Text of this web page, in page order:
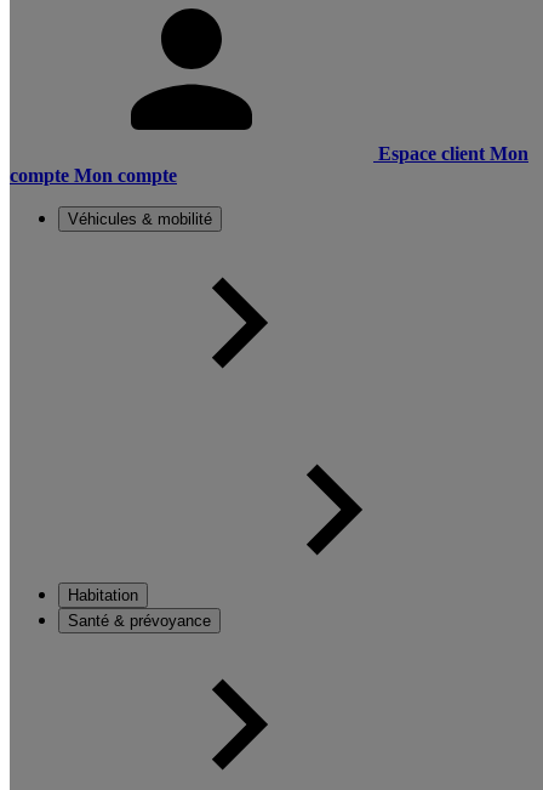
Espace client Mon
compte Mon compte
Véhicules & mobilité
Habitation
Santé & prévoyance